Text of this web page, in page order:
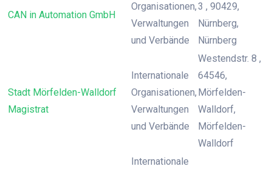
CAN in Automation GmbH
Organisationen,
Verwaltungen
und Verbände
3 , 90429,
Nürnberg,
Nürnberg
Stadt Mörfelden-Walldorf
Magistrat
Internationale
Organisationen,
Verwaltungen
und Verbände
Westendstr. 8 ,
64546,
Mörfelden-
Walldorf,
Mörfelden-
Walldorf
Internationale